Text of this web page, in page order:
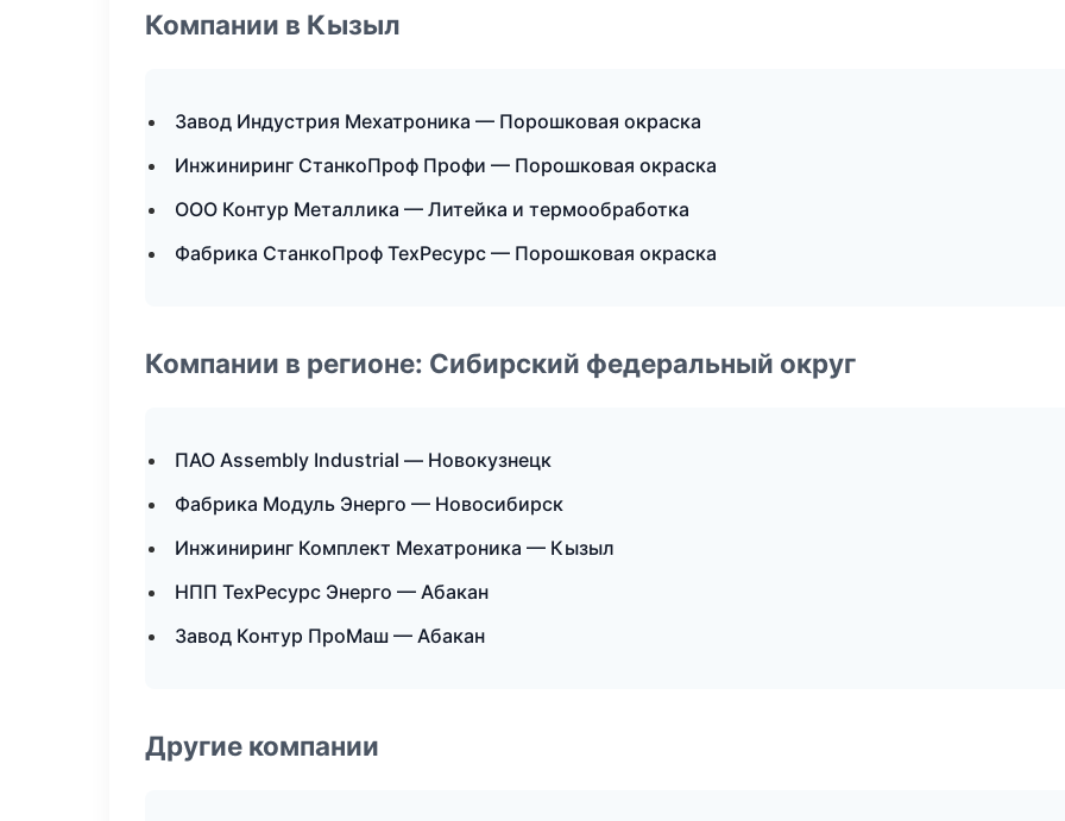
Компании в Кызыл
Завод Индустрия Мехатроника — Порошковая окраска
Инжиниринг СтанкоПроф Профи — Порошковая окраска
ООО Контур Металлика — Литейка и термообработка
Фабрика СтанкоПроф ТехРесурс — Порошковая окраска
Компании в регионе: Сибирский федеральный округ
ПАО Assembly Industrial — Новокузнецк
Фабрика Модуль Энерго — Новосибирск
Инжиниринг Комплект Мехатроника — Кызыл
НПП ТехРесурс Энерго — Абакан
Завод Контур ПроМаш — Абакан
Другие компании